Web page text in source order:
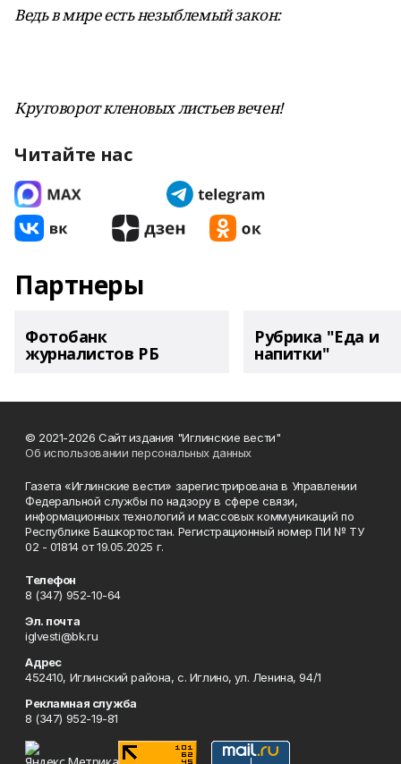
Ведь в мире есть незыблемый закон:
Круговорот кленовых листьев вечен!
Читайте нас
Партнеры
Фотобанк
журналистов РБ
Рубрика "Еда и
напитки"
© 2021-2026 Сайт издания "Иглинские вести"
Об использовании персональных данных
Газета «Иглинские вести» зарегистрирована в Управлении
Федеральной службы по надзору в сфере связи,
информационных технологий и массовых коммуникаций по
Республике Башкортостан. Регистрационный номер ПИ № ТУ
02 - 01814 от 19.05.2025 г.
Телефон
8 (347) 952-10-64
Эл. почта
iglvesti@bk.ru
Адрес
452410, Иглинский района, с. Иглино, ул. Ленина, 94/1
Рекламная служба
8 (347) 952-19-81